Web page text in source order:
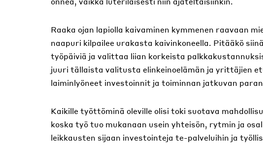
Raaka ojan lapiolla kaivaminen kymmenen raavaan
naapuri kilpailee urakasta kaivinkoneella. Pitääkö
työpäiviä ja valittaa liian korkeista
juuri tällaista valitusta elinkeinoelämän ja yrittäjien
laiminlyöneet investoinnit ja toiminnan jatkuvan
Kaikille työttöminä oleville olisi toki suotava
koska työ tuo mukanaan usein yhteisön, rytmin ja
leikkausten sijaan investointeja te-palveluihin ja